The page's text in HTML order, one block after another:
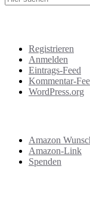
Registrieren
Anmelden
Eintrags-Feed
Kommentar-
WordPress.org
Amazon
Amazon-Link
Spenden